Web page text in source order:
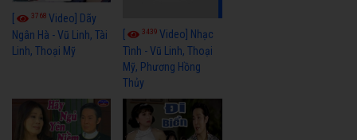
3768 Video] Dãy
Ngân Hà - Vũ Linh, Tài
Linh, Thoại Mỹ
3439Video] Nhạc
Tình - Vũ Linh, Thoại
Mỹ, Phương Hồng
Thủy